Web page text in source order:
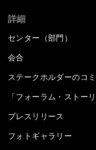
詳細
センター（部門）
会合
ステークホルダーのコ
「フォーラム・ストーリ
プレスリリース
フォトギャラリー